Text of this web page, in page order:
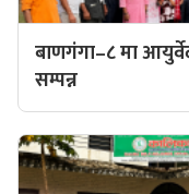
बाणगंगा–८ मा
सम्पन्न